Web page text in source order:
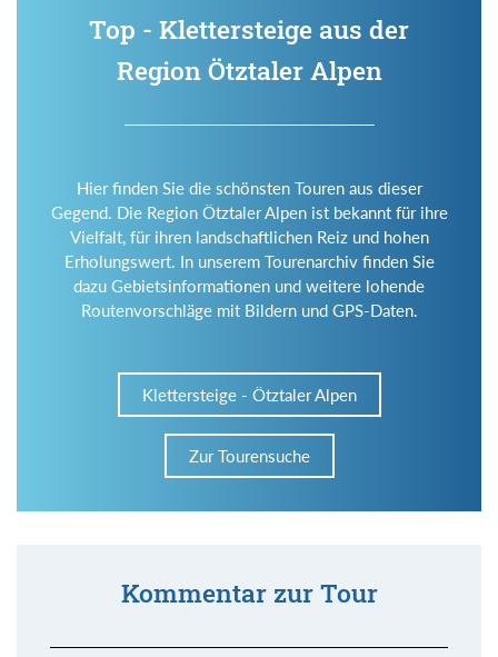
Top - Klettersteige aus der
Region Ötztaler Alpen
Hier finden Sie die schönsten Touren aus dieser
Gegend. Die Region Ötztaler Alpen ist bekannt für ihre
Vielfalt, für ihren landschaftlichen Reiz und hohen
Erholungswert. In unserem Tourenarchiv finden Sie
dazu Gebietsinformationen und weitere lohende
Routenvorschläge mit Bildern und GPS-Daten.
Klettersteige - Ötztaler Alpen
Zur Tourensuche
Kommentar zur Tour